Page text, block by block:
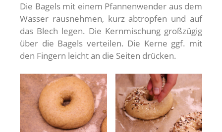
Die Bagels mit einem Pfannenwender aus dem
Wasser rausnehmen, kurz abtropfen und auf
das Blech legen. Die Kernmischung großzügig
über die Bagels verteilen. Die Kerne ggf. mit
den Fingern leicht an die Seiten drücken.